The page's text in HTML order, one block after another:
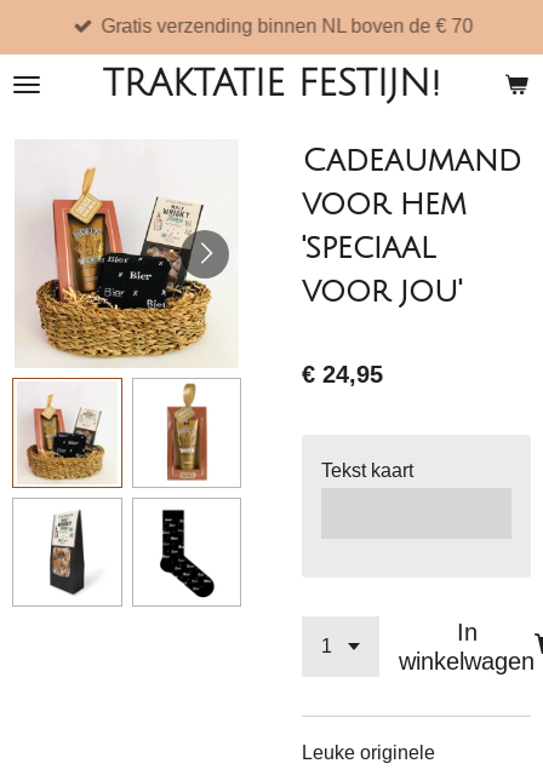
direct
naar
hoofdinhoud
TRAKTATIE FESTIJN!
Gratis verzending binnen NL boven de € 70
Cadeaumand
voor hem
'speciaal
voor jou'
€ 24,95
Tekst kaart
In
winkelwagen
Leuke originele